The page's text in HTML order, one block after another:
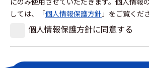
しては、「個人情報保護方針 」をご覧くだ
個人情報保護方針に同意する